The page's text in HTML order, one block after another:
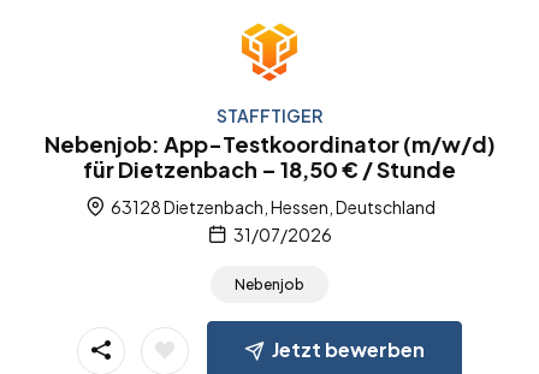
STAFFTIGER
Nebenjob: App-Testkoordinator (m/w/d)
für Dietzenbach – 18,50 € / Stunde
63128 Dietzenbach, Hessen, Deutschland
31/07/2026
Nebenjob
Jetzt bewerben